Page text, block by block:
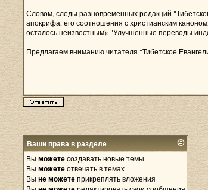
Словом, следы разновременных редакций
апокрифа, его соотношения с христианским
осталось неизвестным): "Улучшенные переводы
Предлагаем вниманию читателя "Тибетское
Ваши права в разделе
Вы можетесоздавать новые темы
Вы можетеотвечать в темах
Вы не можетеприкреплять вложения